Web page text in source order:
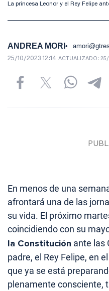
La princesa Leonor y el Rey Felipe
ANDREA MORI
25/10/2023 12:14 ACTUALIZADO: 25/
En menos de una
afrontará una de las
su vida. El próximo
coincidiendo con su
la Constitución ante las
padre, el Rey Felipe, en
que ya se está
plenamente consciente,